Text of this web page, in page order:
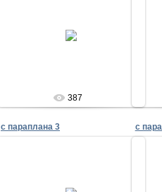
387
c параплана 3 c